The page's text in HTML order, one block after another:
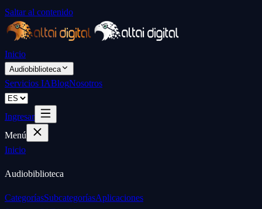
Saltar al contenido
Inicio
Audiobiblioteca
Servicios IABlogNosotros
Ingresar
Menú
Inicio
Audiobiblioteca
CategoríasSubcategoríasAplicaciones